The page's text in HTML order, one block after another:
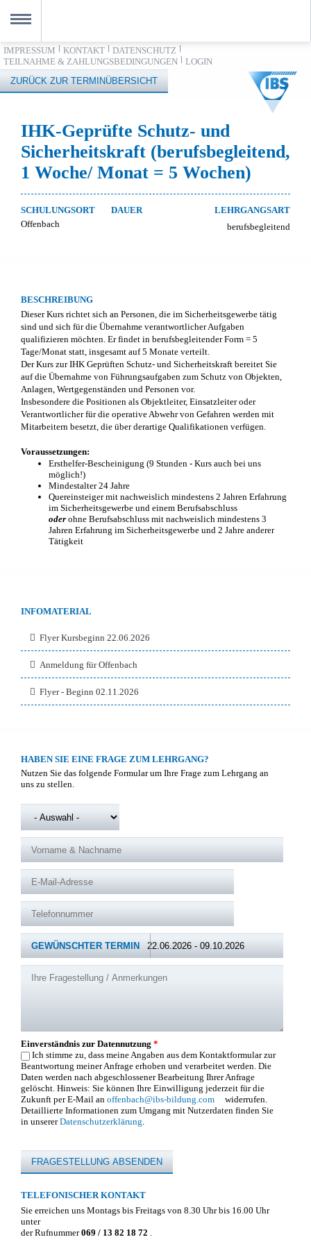
IMPRESSUM KONTAKT
DATENSCHUTZ
TEILNAHME & ZAHLUNGSBEDINGUNGEN
LOGIN
ZURÜCK ZUR TERMINÜBERSICHT
IHK-Geprüfte Schutz- und
Sicherheitskraft (berufsbegleitend,
1 Woche/ Monat = 5 Wochen)
SCHULUNGSORT
Offenbach
DAUER
LEHRGANGSART
berufsbegleitend
BESCHREIBUNG
Dieser Kurs richtet sich an Personen, die im Sicherheitsgewerbe tätig
sind und sich für die Übernahme verantwortlicher Aufgaben
qualifizieren möchten. Er findet in berufsbegleitender Form = 5
Tage/Monat statt, insgesamt auf 5 Monate verteilt.
Der Kurs zur IHK Geprüften Schutz- und Sicherheitskraft bereitet Sie
auf die Übernahme von Führungsaufgaben zum Schutz von Objekten,
Anlagen, Wertgegenständen und Personen vor.
Insbesondere die Positionen als Objektleiter, Einsatzleiter oder
Verantwortlicher für die operative Abwehr von Gefahren werden mit
Mitarbeitern besetzt, die über derartige Qualifikationen verfügen.
Voraussetzungen:
Ersthelfer-Bescheinigung (9 Stunden - Kurs auch bei uns
möglich!)
Mindestalter 24 Jahre
Quereinsteiger mit nachweislich mindestens 2 Jahren Erfahrung
im Sicherheitsgewerbe und einem Berufsabschluss
oder ohne Berufsabschluss mit nachweislich mindestens 3
Jahren Erfahrung im Sicherheitsgewerbe und 2 Jahre anderer
Tätigkeit
INFOMATERIAL
Flyer Kursbeginn 22.06.2026
Anmeldung für Offenbach
Flyer - Beginn 02.11.2026
HABEN SIE EINE FRAGE ZUM LEHRGANG?
Nutzen Sie das folgende Formular um Ihre Frage zum Lehrgang an
uns zu stellen.
GEWÜNSCHTER TERMIN
TELEFONISCHER KONTAKT
Sie erreichen uns Montags bis Freitags von 8.30 Uhr bis 16.00 Uhr
unter
der Rufnummer069 / 13 82 18 72 .
Einverständnis zur Datennutzung *
Ich stimme zu, dass meine Angaben aus dem Kontaktformular zur
Beantwortung meiner Anfrage erhoben und verarbeitet werden. Die
Daten werden nach abgeschlossener Bearbeitung Ihrer Anfrage
gelöscht. Hinweis: Sie können Ihre Einwilligung jederzeit für die
Zukunft per E-Mail an offenbach@ibs-bildung.com (link sends e-mail)
widerrufen.
Detaillierte Informationen zum Umgang mit Nutzerdaten finden Sie
in unsererDatenschutzerklärung.
MENU
& Termine